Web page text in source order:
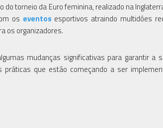
torneio da Euro feminina, realizado na
os eventos esportivos atraindo multidões
os organizadores.
mudanças significativas para garantir a
que estão começando a ser